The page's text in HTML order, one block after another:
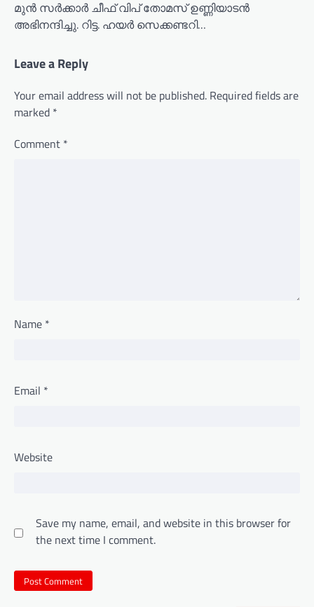
മുൻ സർക്കാർ ചീഫ് വിപ് തോമസ് ഉണ്ണിയാടൻ
അഭിനന്ദിച്ചു. റിട്ട. ഹയർ സെക്കണ്ടറി…
Leave a Reply
Your email address will not be published. Required fields are
marked *
Comment *
Name *
Email *
Website
Save my name, email, and website in this browser for
the next time I comment.